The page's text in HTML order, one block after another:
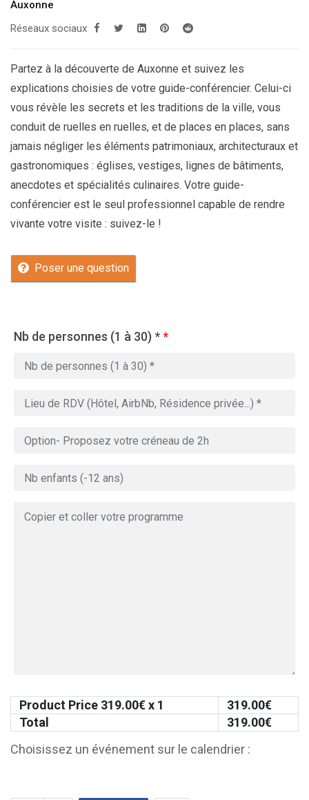
Auxonne
Réseaux sociaux
Partez à la découverte de Auxonne et suivez les
explications choisies de votre guide-conférencier. Celui-ci
vous révèle les secrets et les traditions de la ville, vous
conduit de ruelles en ruelles, et de places en places, sans
jamais négliger les éléments patrimoniaux, architecturaux et
gastronomiques : églises, vestiges, lignes de bâtiments,
anecdotes et spécialités culinaires. Votre guide-
conférencier est le seul professionnel capable de rendre
vivante votre visite : suivez-le !
Poser une question
Nb de personnes (1 à 30) **
Product Price 319.00€ x 1 319.00€
Total
319.00€
Choisissez un événement sur le calendrier :